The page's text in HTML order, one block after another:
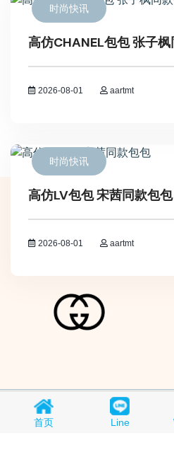
时尚快讯
高仿CHANEL包包 张子
2026-08-01 aartmt
时尚快讯
高仿LV包包 宋茜同款包包
2026-08-01 aartmt
Copyright © 2018-2026
首页 Line